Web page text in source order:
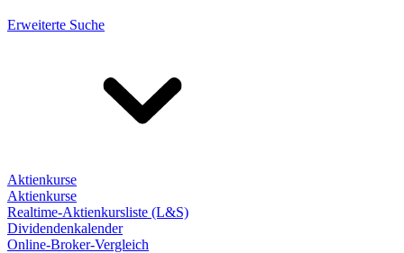
Erweiterte Suche
Aktienkurse
Aktienkurse
Realtime-Aktienkursliste (L&S)
Dividendenkalender
Online-Broker-Vergleich